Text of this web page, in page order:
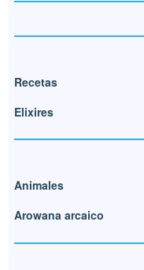
Recetas
Elixires
Animales
Arowana arcaico